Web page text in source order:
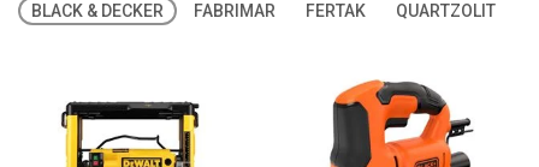
BLACK & DECKER FABRIMAR FERTAK QUARTZOLIT